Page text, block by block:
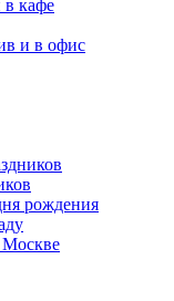
в кафе
и в офис
рождения
Москве